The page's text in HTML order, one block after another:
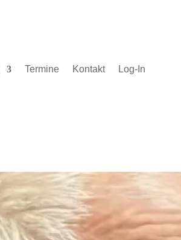
Termine Kontakt Log-In